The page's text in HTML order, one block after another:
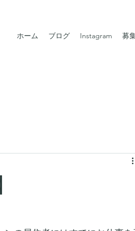
ホーム ブログ Instagram 募